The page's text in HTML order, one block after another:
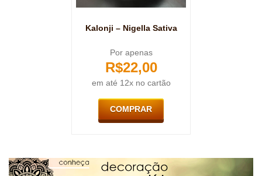
Kalonji – Nigella Sativa
Por apenas
R$22,00
em até 12x no cartão
COMPRAR